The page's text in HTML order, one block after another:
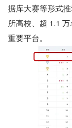
据库大赛等形式
所高校、超 1.1
重要平台。